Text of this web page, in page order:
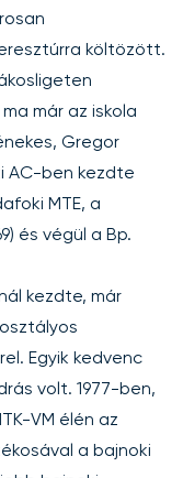
költözött.
már az iskola
Gregor
AC-ben kezdte
MTE, a
és végül a Bp.
kezdte, már
Egyik kedvenc
volt. 1977-ben,
VM élén az
a bajnoki